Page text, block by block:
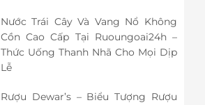
Nước Trái Cây Và Vang Nổ Không
Cồn Cao Cấp Tại Ruoungoai24h –
Thức Uống Thanh Nhã Cho Mọi Dịp
Lễ
Rượu Dewar’s – Biểu Tượng Rượu